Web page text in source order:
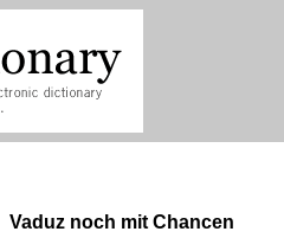
Vaduz noch mit Chancen